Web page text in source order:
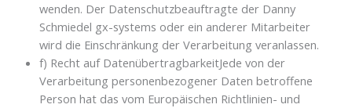
wenden. Der Datenschutzbeauftragte der Danny
Schmiedel gx-systems oder ein anderer Mitarbeiter
wird die Einschränkung der Verarbeitung veranlassen.
f) Recht auf DatenübertragbarkeitJede von der
Verarbeitung personenbezogener Daten betroffene
Person hat das vom Europäischen Richtlinien- und